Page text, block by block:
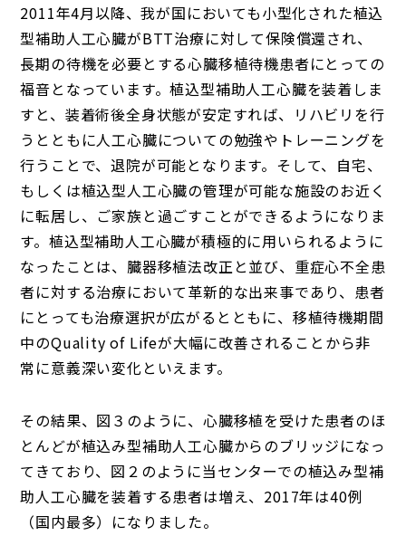
2011年4月以降、我が国においても小型化された植込
型補助人工心臓がBTT治療に対して保険償還され、
長期の待機を必要とする心臓移植待機患者にとっての
福音となっています。植込型補助人工心臓を装着しま
すと、装着術後全身状態が安定すれば、リハビリを行
うとともに人工心臓についての勉強やトレーニングを
行うことで、退院が可能となります。そして、自宅、
もしくは植込型人工心臓の管理が可能な施設のお近く
に転居し、ご家族と過ごすことができるようになりま
す。植込型補助人工心臓が積極的に用いられるように
なったことは、臓器移植法改正と並び、重症心不全患
者に対する治療において革新的な出来事であり、患者
にとっても治療選択が広がるとともに、移植待機期間
中のQuality of Lifeが大幅に改善されることから非
常に意義深い変化といえます。
その結果、図３のように、心臓移植を受けた患者のほ
とんどが植込み型補助人工心臓からのブリッジになっ
てきており、図２のように当センターでの植込み型補
助人工心臓を装着する患者は増え、2017年は40例
（国内最多）になりました。